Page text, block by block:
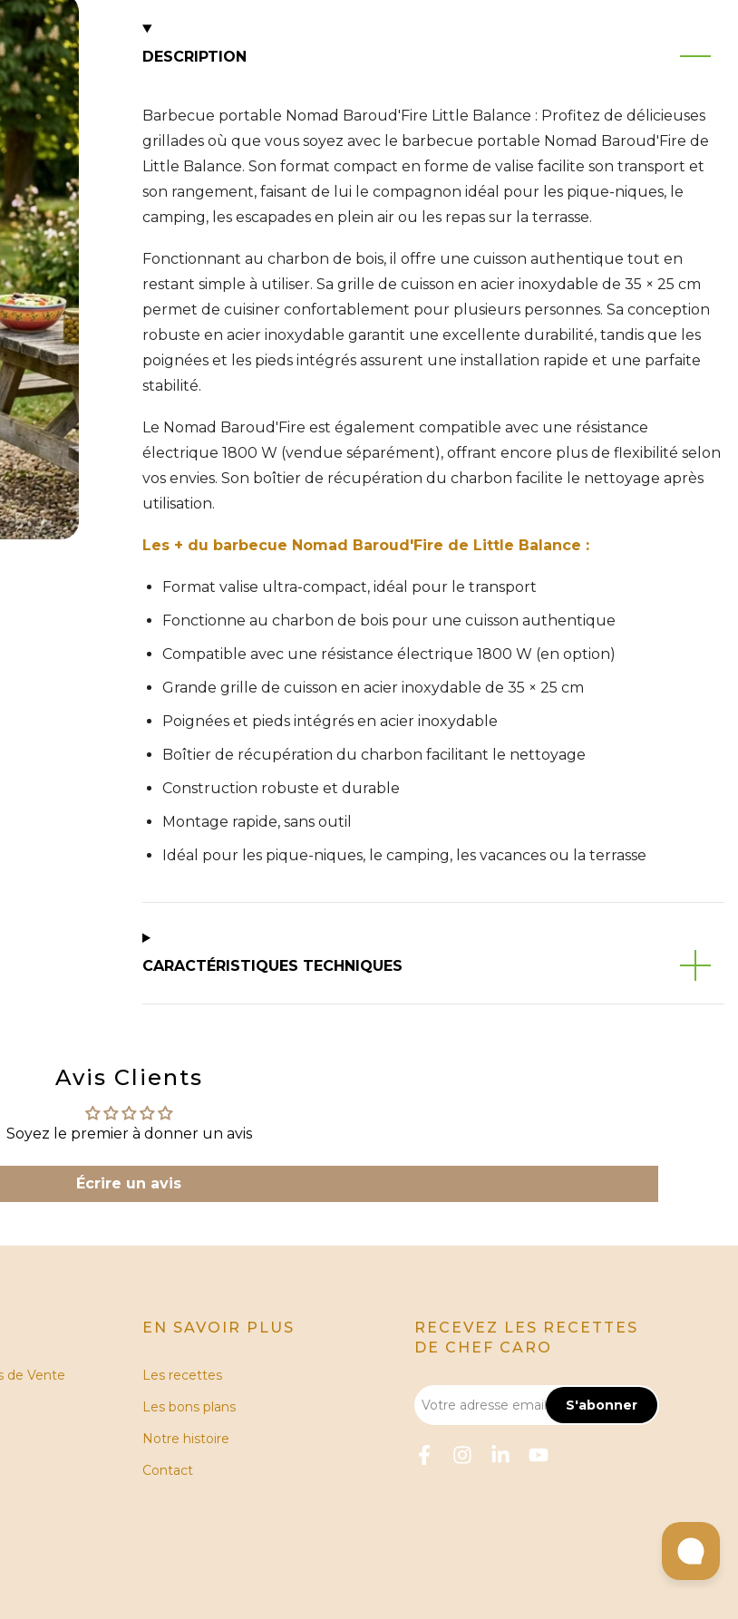
DESCRIPTION
Barbecue portable Nomad Baroud'Fire Little Balance : Profitez de délicieuses
grillades où que vous soyez avec le barbecue portable Nomad Baroud'Fire de
Little Balance. Son format compact en forme de valise facilite son transport et
son rangement, faisant de lui le compagnon idéal pour les pique-niques, le
camping, les escapades en plein air ou les repas sur la terrasse.
Fonctionnant au charbon de bois, il offre une cuisson authentique tout en
restant simple à utiliser. Sa grille de cuisson en acier inoxydable de 35 × 25 cm
permet de cuisiner confortablement pour plusieurs personnes. Sa conception
robuste en acier inoxydable garantit une excellente durabilité, tandis que les
poignées et les pieds intégrés assurent une installation rapide et une parfaite
stabilité.
Le Nomad Baroud'Fire est également compatible avec une résistance
électrique 1800 W (vendue séparément), offrant encore plus de flexibilité selon
vos envies. Son boîtier de récupération du charbon facilite le nettoyage après
utilisation.
Les + du barbecue Nomad Baroud'Fire de Little Balance :
Format valise ultra-compact, idéal pour le transport
Fonctionne au charbon de bois pour une cuisson authentique
Compatible avec une résistance électrique 1800 W (en option)
Grande grille de cuisson en acier inoxydable de 35 × 25 cm
Poignées et pieds intégrés en acier inoxydable
Boîtier de récupération du charbon facilitant le nettoyage
Construction robuste et durable
Montage rapide, sans outil
Idéal pour les pique-niques, le camping, les vacances ou la terrasse
CARACTÉRISTIQUES TECHNIQUES
Avis Clients
Soyez le premier à donner un avis
Écrire un avis
de Vente
EN SAVOIR PLUS
Les recettes
Les bons plans
Notre histoire
Contact
RECEVEZ LES RECETTES
DE CHEF CARO